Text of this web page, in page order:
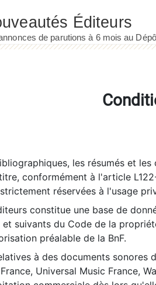
les résumés et
conformément à l'article
réservées à l'usage
constitue une base de
et suivants du Code de la
préalable de la BnF.
à des documents sonores
Universal Music France,